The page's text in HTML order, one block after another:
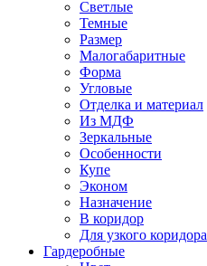
Светлые
Темные
Размер
Малогабаритные
Форма
Угловые
Отделка и материал
Из МДФ
Зеркальные
Особенности
Купе
Эконом
Назначение
В коридор
Для узкого коридора
Гардеробные